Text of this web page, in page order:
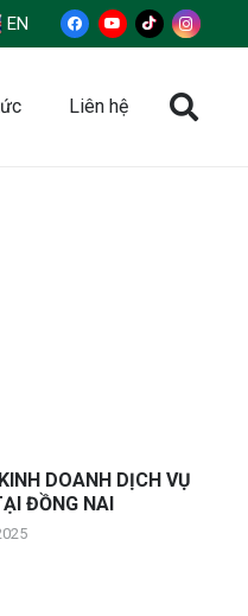
EN
Liên hệ
DOANH DỊCH VỤ
ĐỒNG NAI